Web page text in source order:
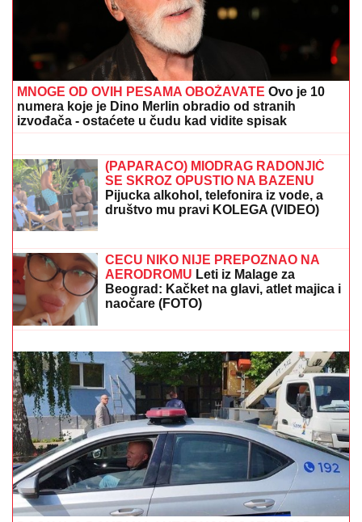
MNOGE OD OVIH PESAMA OBOŽAVATE Ovo je 10
numera koje je Dino Merlin obradio od stranih
izvođača - ostaćete u čudu kad vidite spisak
ZA GAZU:Kalas pozvala sve strane da
bez odlaganja sprovedu dogovor
Pijucka alkohol, telefonira iz vode, a
društvo mu pravi KOLEGA (VIDEO)
"OKO SINA PERUNA NE MOŽE NIKO DA NAM
POMOGNE"Žena Ognjena Amidžića zbog ćerke Lole
unajmila DADILJU IZ AZIJE, pa priznala sa čim se
suočavaju u domu! (FOTO)